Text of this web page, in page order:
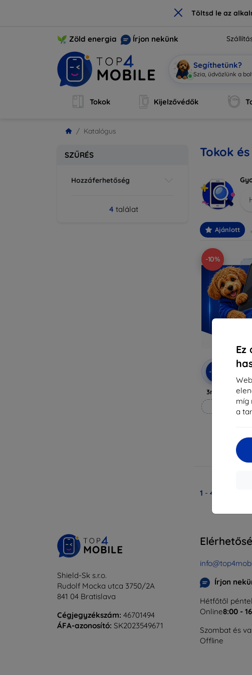
× Töltsd le az
Ez
míg
a
Zöld energia Írjon nekünk
Segíthetünk?
Szia, |
Tokok Kijelzővédők
Katalógus
SZŰRÉS
Hozzáferhetőség
4 találat
Tokok
Ajánlott
-10%
-10%
3mk Anti-
Méretre
5
Raktáron
1 - 4
Shield-Sk s.r.o.
Rudolf Mocka utca 3750/2A
841 04 Bratislava
Cégjegyzékszám: 46701494
ÁFA-azonosító: SK2023549671
Írjon
Hétfőtől
Online8:00 -
Szombat és
Offline